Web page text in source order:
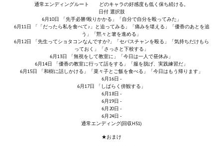
Quake III Arena Remaster Fan Edition
Star Trek Voyager Elite Force Remaster Fan Edition
Sacred Gold Remaster Fan Edition
Aliens versus Predator 1 Remaster Fan Edition
Aliens versus Predator 2 Remaster Fan Edition
Age of Pirates: Caribbean Tales Remaster Fan Edition
Sea Dogs - City of Abandoned Ships Remaster Fan Edition
通常エンディングルート どのキャラの好感度も低く保ち続ける。
日付 選択肢
6月10日 「先手必勝!殴りかかる」「自分で自分を殴ってみた」
6月11日 「「だったら私を食べて♪」と迫ってみる」「痛みを堪える」「優香のあとを追
う」「黙々と箸を進める」
6月12日 「先生ってショタコンなんですか?」「セバスチャンを殴る」「気持ちだけもら
っておく」「さっさと下校する」
6月13日 「無視をして教室に」「今日は一人で昼休み」
6月14日 「優香の教室に行って話をする」「服を脱げ、実践練習だ」
6月15日 「和樹に話しかける」「菜々子とご飯を食べる」「今日はもう帰ります」
6月16日 -
6月17日 「しばらく傍観する」
6月18日 -
6月19日 -
6月20日 -
6月24日 -
通常エンディング(回収H51)
★おまけ